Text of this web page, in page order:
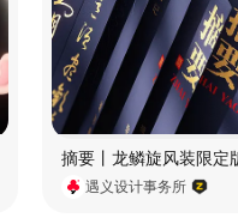
遇义设计事务所